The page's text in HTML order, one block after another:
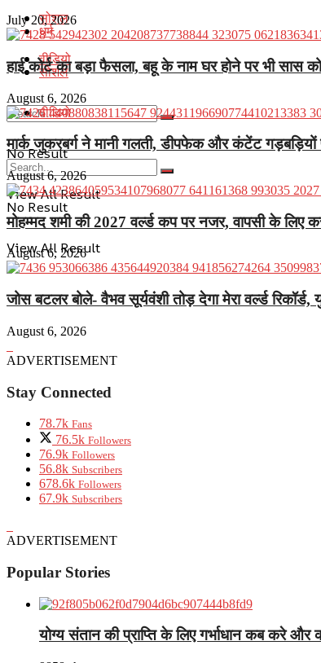
सोशल
वीडियो
No Result
View All Result
धर्म
सोशल
वीडियो
No Result
View All Result
July 20, 2026
हाई कोर्ट का बड़ा फैसला, बहू के नाम घर होने पर भी सास
August 6, 2026
मार्क जुकरबर्ग ने मानी गलती, डीपफेक और कंटेंट गड़बड़ियों
August 6, 2026
मोहम्मद शमी की 2027 वर्ल्ड कप पर नजर, वापसी के लिए
August 6, 2026
जोस बटलर बोले- वैभव सूर्यवंशी तोड़ देगा मेरा वर्ल्ड
August 6, 2026
ADVERTISEMENT
Stay Connected
78.7k Fans
76.5k Followers
76.9k Followers
56.8k Subscribers
678.6k Followers
67.9k Subscribers
ADVERTISEMENT
Popular Stories
योग्य संतान की प्राप्ति के लिए गर्भाधान कब करे और